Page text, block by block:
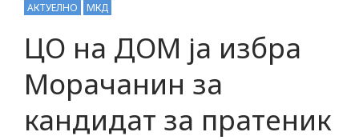
АКТУЕЛНО МКД
ЦО на ДОМ ја избра
Морачанин за
кандидат за пратеник